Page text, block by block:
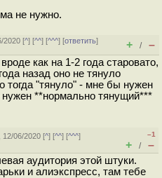
не нужно.
2020 [^] [^^] [^^^] [ответить]
+ / –
как на 1-2 года старовато,
назад оно не тянуло
тогда "тянуло" - мне бы нужен
**нормально тянущий***
12/06/2020 [^] [^^] [^^^]
–1
+ / –
аудитория этой штуки.
и алиэкспресс, там тебе